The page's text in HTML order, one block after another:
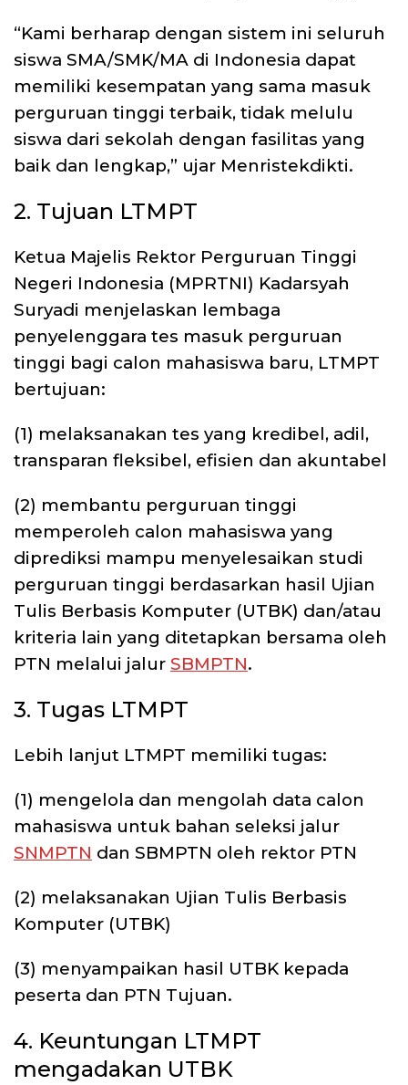
“Kami berharap dengan sistem ini seluruh
siswa SMA/SMK/MA di Indonesia dapat
memiliki kesempatan yang sama masuk
perguruan tinggi terbaik, tidak melulu
siswa dari sekolah dengan fasilitas yang
baik dan lengkap,” ujar Menristekdikti.
2. Tujuan LTMPT
Ketua Majelis Rektor Perguruan Tinggi
Negeri Indonesia (MPRTNI) Kadarsyah
Suryadi menjelaskan lembaga
penyelenggara tes masuk perguruan
tinggi bagi calon mahasiswa baru, LTMPT
bertujuan:
(1) melaksanakan tes yang kredibel, adil,
transparan fleksibel, efisien dan akuntabel
(2) membantu perguruan tinggi
memperoleh calon mahasiswa yang
diprediksi mampu menyelesaikan studi
perguruan tinggi berdasarkan hasil Ujian
Tulis Berbasis Komputer (UTBK) dan/atau
kriteria lain yang ditetapkan bersama oleh
PTN melalui jalur SBMPTN.
3. Tugas LTMPT
Lebih lanjut LTMPT memiliki tugas:
(1) mengelola dan mengolah data calon
mahasiswa untuk bahan seleksi jalur
SNMPTN dan SBMPTN oleh rektor PTN
(2) melaksanakan Ujian Tulis Berbasis
Komputer (UTBK)
(3) menyampaikan hasil UTBK kepada
peserta dan PTN Tujuan.
4. Keuntungan LTMPT
mengadakan UTBK